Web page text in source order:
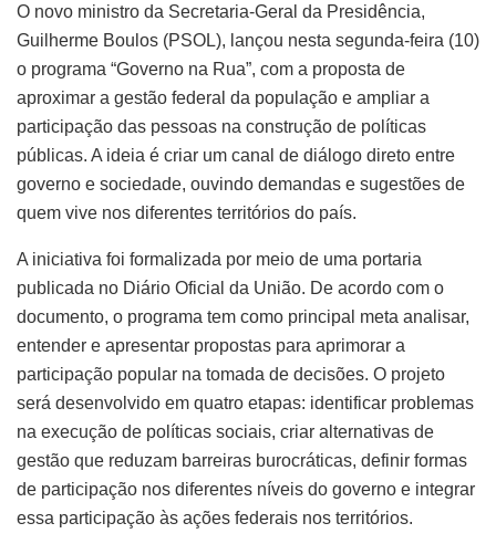
O novo ministro da Secretaria-Geral da Presidência,
Guilherme Boulos (PSOL), lançou nesta segunda-feira (10)
o programa “Governo na Rua”, com a proposta de
aproximar a gestão federal da população e ampliar a
participação das pessoas na construção de políticas
públicas. A ideia é criar um canal de diálogo direto entre
governo e sociedade, ouvindo demandas e sugestões de
quem vive nos diferentes territórios do país.
A iniciativa foi formalizada por meio de uma portaria
publicada no Diário Oficial da União. De acordo com o
documento, o programa tem como principal meta analisar,
entender e apresentar propostas para aprimorar a
participação popular na tomada de decisões. O projeto
será desenvolvido em quatro etapas: identificar problemas
na execução de políticas sociais, criar alternativas de
gestão que reduzam barreiras burocráticas, definir formas
de participação nos diferentes níveis do governo e integrar
essa participação às ações federais nos territórios.